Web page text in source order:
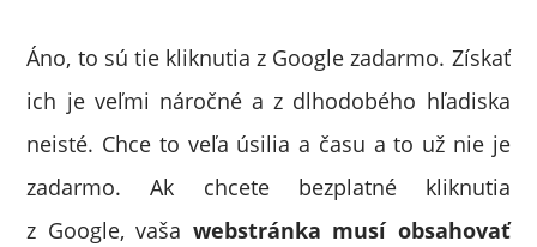
Áno, to sú tie kliknutia z Google zadarmo. Získať
ich je veľmi náročné a z dlhodobého hľadiska
neisté. Chce to veľa úsilia a času a to už nie je
zadarmo. Ak chcete bezplatné kliknutia
z Google, vaša webstránka musí obsahovať